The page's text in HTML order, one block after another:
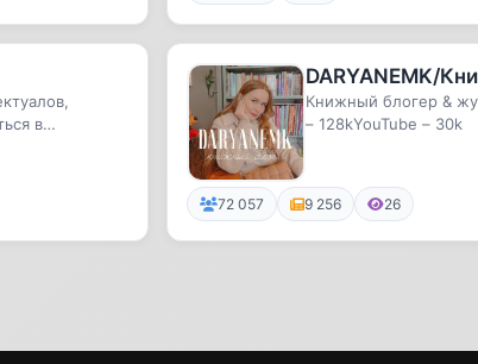
в
DARYANEMK/
Книжный блогер &
– 128kYouTube – 30k
72 057 9 256 26